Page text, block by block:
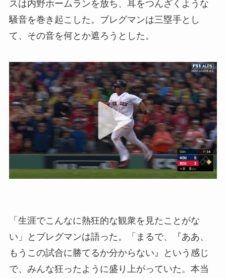
スは内野ホームランを放ち、耳をつんざくような
騒音を巻き起こした。ブレグマンは三塁手とし
て、その音を何とか遮ろうとした。
「生涯でこんなに熱狂的な観衆を見たことがな
い」とブレグマンは語った。「まるで、『ああ、
もうこの試合に勝てるか分からない』という感じ
で、みんな狂ったように盛り上がっていた。本当